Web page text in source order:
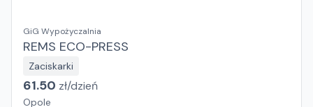
GiG Wypożyczalnia
REMS ECO-PRESS
Zaciskarki
61.50 zł/dzień
Opole